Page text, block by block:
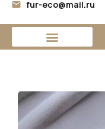
fur-eco@mail.ru